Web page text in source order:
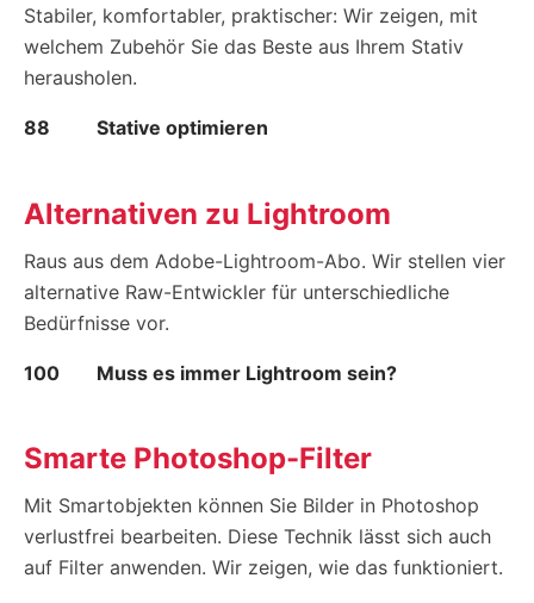
Stabiler, komfortabler, praktischer: Wir zeigen, mit
welchem Zubehör Sie das Beste aus Ihrem Stativ
herausholen.
Stative optimieren
88
Alternativen zu Lightroom
Raus aus dem Adobe-Lightroom-Abo. Wir stellen vier
alternative Raw-Entwickler für unterschiedliche
Bedürfnisse vor.
Muss es immer Lightroom sein?
100
Smarte Photoshop-Filter
Mit Smartobjekten können Sie Bilder in Photoshop
verlustfrei bearbeiten. Diese Technik lässt sich auch
auf Filter anwenden. Wir zeigen, wie das funktioniert.